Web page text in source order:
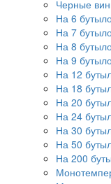
Черные
На 6
На 7
На 8
На 9
На 12
На 18
На 20
На 24
На 30
На 50
На 200